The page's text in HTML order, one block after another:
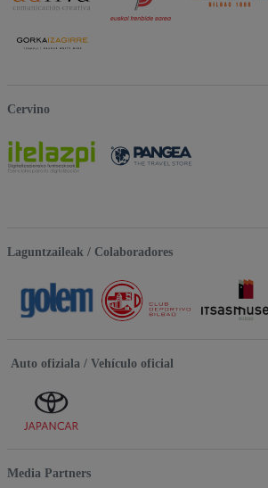
Cervino
Laguntzaileak / Colaboradores
Auto ofiziala / Vehículo oficial
Media Partners